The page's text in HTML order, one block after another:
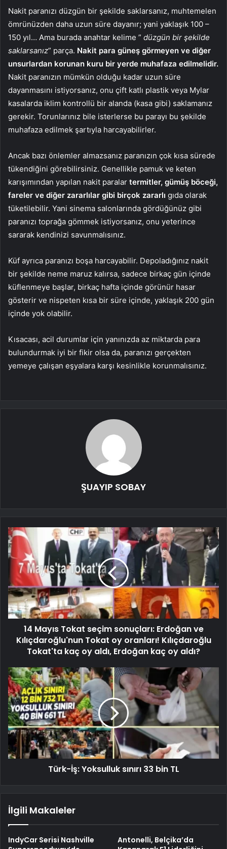
Nakit paranızı düzgün bir şekilde saklarsanız, muhtemelen
ömrünüzden daha uzun süre dayanır; yani yaklaşık 100 –
150 yıl… Ama burada anahtar kelime ” düzgün bir şekilde
saklarsanız” parça. Nakit para güneş görmeyen ve diğer
unsurlardan korunan kuru bir yerde muhafaza edilmelidir.
Nakit paranızın mümkün olduğu kadar uzun süre
dayanmasını istiyorsanız, onu çift katlı plastik veya Mylar
kasalarda iklim kontrollü bir alanda (kasa gibi) saklamanız
gerekir. Torunlarınız bile isterlerse bu parayı bu şekilde
muhafaza edilmek şartıyla harcayabilirler.
Ancak bazı önlemler almazsanız paranızın çok kısa sürede
tükendiğini görebilirsiniz. Genellikle pamuk ve keten
karışımından yapılan nakit paralar termitler, gümüş böceği,
fareler ve diğer zararlılar gibi birçok zararlı gıda olarak
tüketilebilir. Yani sinema salonlarında gördüğünüz gibi
paranızı toprağa gömmek istiyorsanız, onu yeterince
sararak kendinizi savunmalısınız.
Küf ayrıca paranızı boşa harcayabilir. Depoladığınız nakit
bir şekilde neme maruz kalırsa, sadece birkaç gün içinde
küflenmeye başlar, birkaç hafta içinde görünür hasar
gösterir ve nispeten kısa bir süre içinde, yaklaşık 200 gün
içinde yok olabilir.
Kısacası, acil durumlar için yanınızda az miktarda para
bulundurmak iyi bir fikir olsa da, paranızı gerçekten
yemeye çalışan eşyalara karşı kesinlikle korunmalısınız.
ŞUAYIP SOBAY
14 Mayıs Tokat seçim sonuçları: Erdoğan ve
Kılıçdaroğlu'nun Tokat oy oranları! Kılıçdaroğlu
Tokat'ta kaç oy aldı, Erdoğan kaç oy aldı?
Türk-İş: Yoksulluk sınırı 33 bin TL
İlgili Makaleler
IndyCar Serisi Nashville
Antonelli, Belçika’da